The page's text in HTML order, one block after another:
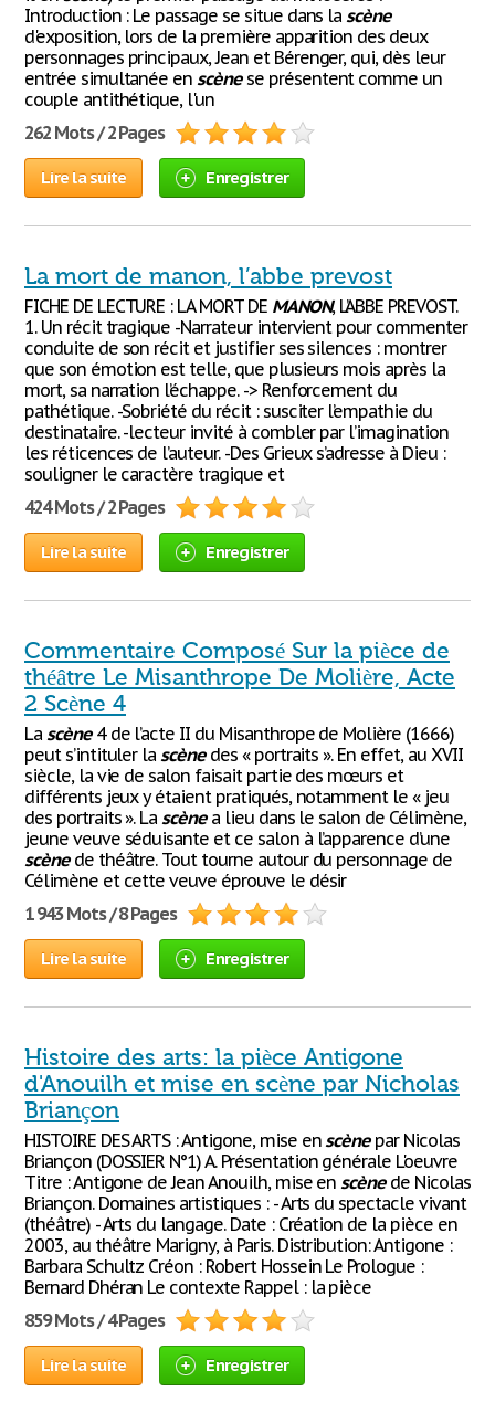
Introduction : Le passage se situe dans lascène
d'exposition, lors de la première apparition des deux
personnages principaux, Jean et Bérenger, qui, dès leur
entrée simultanée enscènese présentent comme un
couple antithétique, l'un
262 Mots / 2 Pages
Lire la suite Enregistrer
La mort de manon, l’abbe prevost
FICHE DE LECTURE : LA MORT DE MANON, L’ABBE PREVOST.
1. Un récit tragique -Narrateur intervient pour commenter
conduite de son récit et justifier ses silences : montrer
que son émotion est telle, que plusieurs mois après la
mort, sa narration l’échappe. -> Renforcement du
pathétique. -Sobriété du récit : susciter l’empathie du
destinataire. -lecteur invité à combler par l’imagination
les réticences de l’auteur. -Des Grieux s’adresse à Dieu :
souligner le caractère tragique et
424 Mots / 2 Pages
Lire la suite Enregistrer
Commentaire Composé Sur la pièce de
théâtre Le Misanthrope De Molière, Acte
2 Scène 4
La scène4 de l’acte II du Misanthrope de Molière (1666)
peut s’intituler lascènedes « portraits ». En effet, au XVII
siècle, la vie de salon faisait partie des mœurs et
différents jeux y étaient pratiqués, notamment le « jeu
des portraits ». Lascènea lieu dans le salon de Célimène,
jeune veuve séduisante et ce salon à l’apparence d’une
scènede théâtre. Tout tourne autour du personnage de
Célimène et cette veuve éprouve le désir
1 943 Mots / 8 Pages
Lire la suite Enregistrer
Histoire des arts: la pièce Antigone
d'Anouilh et mise en scène par Nicholas
Briançon
HISTOIRE DES ARTS : Antigone, mise enscènepar Nicolas
Briançon (DOSSIER N°1) A. Présentation générale L'oeuvre
Titre : Antigone de Jean Anouilh, mise enscènede Nicolas
Briançon. Domaines artistiques : - Arts du spectacle vivant
(théâtre) - Arts du langage. Date : Création de la pièce en
2003, au théâtre Marigny, à Paris. Distribution: Antigone :
Barbara Schultz Créon : Robert Hossein Le Prologue :
Bernard Dhéran Le contexte Rappel : la pièce
859 Mots / 4 Pages
Lire la suite Enregistrer